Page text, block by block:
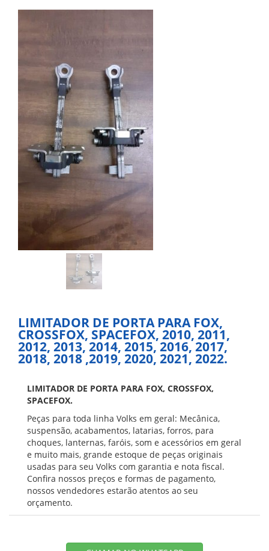
LIMITADOR DE PORTA PARA FOX,
CROSSFOX, SPACEFOX, 2010, 2011,
2012, 2013, 2014, 2015, 2016, 2017,
2018, 2018 ,2019, 2020, 2021, 2022.
LIMITADOR DE PORTA PARA FOX, CROSSFOX,
SPACEFOX.
Peças para toda linha Volks em geral: Mecânica,
suspensão, acabamentos, latarias, forros, para
choques, lanternas, faróis, som e acessórios em geral
e muito mais, grande estoque de peças originais
usadas para seu Volks com garantia e nota fiscal.
Confira nossos preços e formas de pagamento,
nossos vendedores estarão atentos ao seu
orçamento.